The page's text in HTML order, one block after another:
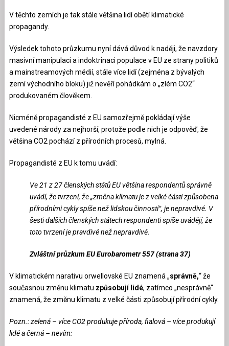
V těchto zemích je tak stále většina lidí obětí klimatické
propagandy.
Výsledek tohoto průzkumu nyní dává důvod k naději, že navzdory
masivní manipulaci a indoktrinaci populace v EU ze strany politiků
a mainstreamových médií, stále více lidí (zejména z bývalých
zemí východního bloku) již nevěří pohádkám o „zlém CO2“
produkovaném člověkem.
Nicméně propagandisté z EU samozřejmě pokládají výše
uvedené národy za nejhorší, protože podle nich je odpověď, že
většina CO2 pochází z přírodních procesů, mylná.
Propagandisté z EU k tomu uvádí:
Ve 21 z 27 členských států EU většina respondentů správně
uvádí, že tvrzení, že „změna klimatu je z velké části způsobena
přírodními cykly spíše než lidskou činností“, je nepravdivé. V
šesti dalších členských státech respondenti spíše uvádějí, že
toto tvrzení je pravdivé než nepravdivé.
Zvláštní průzkum EU Eurobarometr 557 (strana 37)
V klimatickém narativu orwellovské EU znamená „správně,“ že
současnou změnu klimatu způsobují lidé, zatímco „nesprávně“
znamená, že změnu klimatu z velké části způsobují přírodní cykly.
Pozn.: zelená – více CO2 produkuje příroda, fialová – více produkují
lidé a černá – nevím: